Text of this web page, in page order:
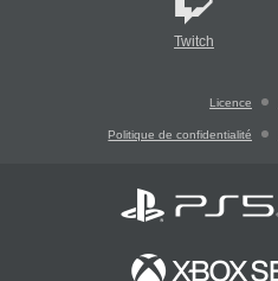
Twitch
Licence
Politique de confidentialité